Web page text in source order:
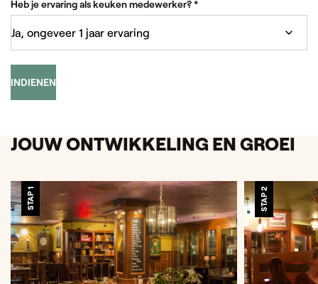
Heb je ervaring als keuken medewerker?*
INDIENEN
JOUW ONTWIKKELING EN GROEI
STAP 1 STAP 2